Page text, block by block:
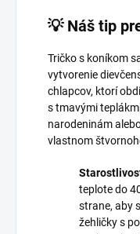
💡 Náš tip
Tričko s koníkom
vytvorenie
chlapcov, ktorí
s tmavými
narodeninám
vlastnom
teplote do
strane, aby
žehličky s